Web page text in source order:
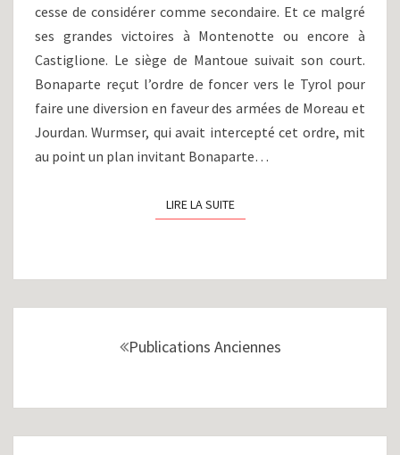
cesse de considérer comme secondaire. Et ce malgré
ses grandes victoires à Montenotte ou encore à
Castiglione. Le siège de Mantoue suivait son court.
Bonaparte reçut l’ordre de foncer vers le Tyrol pour
faire une diversion en faveur des armées de Moreau et
Jourdan. Wurmser, qui avait intercepté cet ordre, mit
au point un plan invitant Bonaparte…
LIRE LA SUITELIRE LA SUITE
articles
Publications Anciennes